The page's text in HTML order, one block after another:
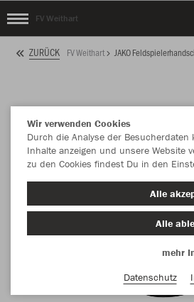
FV Weithart
ZURÜCK FV Weithart JAKO
Wir verwenden Cookies
Durch die Analyse der
Inhalte anzeigen und unsere Website
zu den Cookies findest Du in den
Alle
Alle
mehr
Datenschutz